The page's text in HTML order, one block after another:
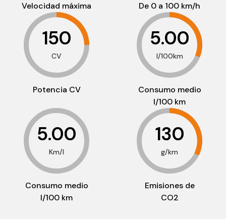
Velocidad máxima De 0 a 100 km/h
150
CV
Potencia CV
5.00
l/100km
Consumo medio
l/100 km
5.00
Km/l
Consumo medio
l/100 km
130
g/km
Emisiones de
CO2